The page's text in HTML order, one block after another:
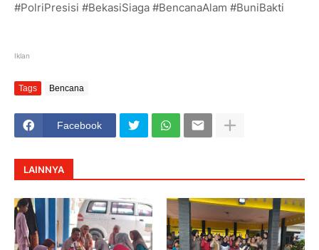
#PolriPresisi #BekasiSiaga #BencanaAlam #BuniBakti
Iklan
Tags Bencana
Facebook
LAINNYA